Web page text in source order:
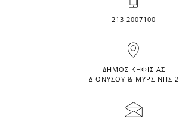
213 2007100
ΔΗΜΟΣ ΚΗΦΙΣΙΑΣ
ΔΙΟΝΥΣΟΥ & ΜΥΡΣΙΝΗΣ 2